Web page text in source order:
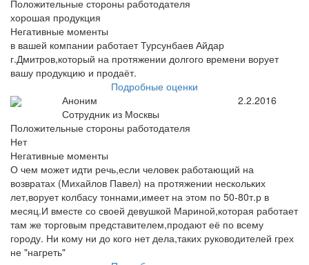
Положительные стороны работодателя
хорошая продукция
Негативные моменты
в вашей компании работает Турсунбаев Айдар
г.Дмитров,который на протяжении долгого времени ворует
вашу продукцию и продаёт.
Подробные оценки
Аноним
Сотрудник из Москвы
2.2.2016
Положительные стороны работодателя
Нет
Негативные моменты
О чем может идти речь,если человек работающий на
возвратах (Михайлов Павел) на протяжении нескольких
лет,ворует колбасу тоннами,имеет на этом по 50-80т.р в
месяц.И вместе со своей девушкой Мариной,которая работает
там же торговым представителем,продают её по всему
городу. Ни кому ни до кого нет дела,таких руководителей грех
не "нагреть"